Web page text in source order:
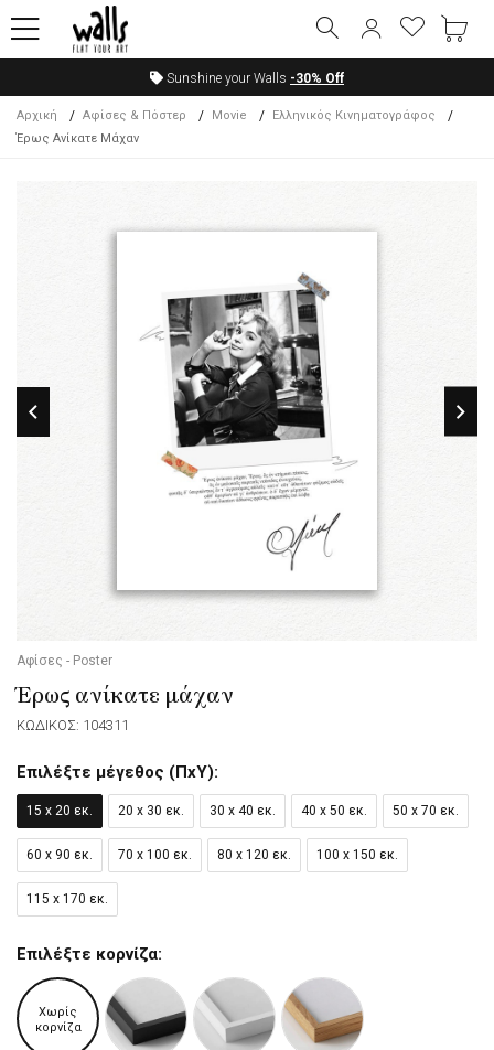
Sunshine your Walls -30% Off
Αρχική Αφίσες & Πόστερ Movie
Ελληνικός Κινηματογράφος
Έρως Ανίκατε Μάχαν
Αφίσες - Poster
Έρως ανίκατε μάχαν
ΚΩΔΙΚΟΣ: 104311
Επιλέξτε μέγεθος (ΠxΥ):
15 x 20 εκ. 20 x 30 εκ. 30 x 40 εκ. 40 x 50 εκ. 50 x 70 εκ.
60 x 90 εκ. 70 x 100 εκ. 80 x 120 εκ. 100 x 150 εκ.
115 x 170 εκ.
Επιλέξτε κορνίζα:
Χωρίς
κορνίζα